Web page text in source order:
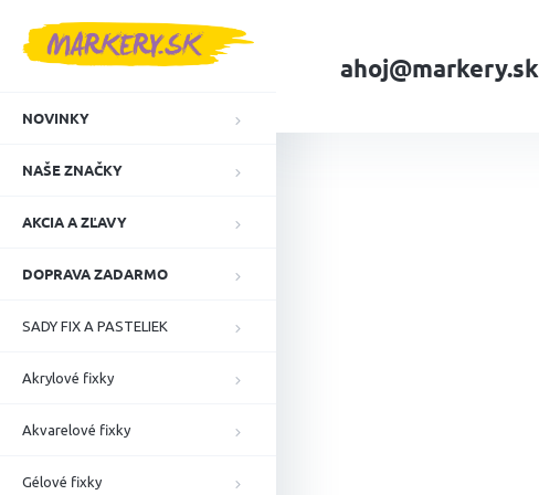
ahoj@markery.sk
NOVINKY
NAŠE ZNAČKY
AKCIA A ZĽAVY
DOPRAVA ZADARMO
SADY FIX A PASTELIEK
Akrylové fixky
Akvarelové fixky
Gélové fixky